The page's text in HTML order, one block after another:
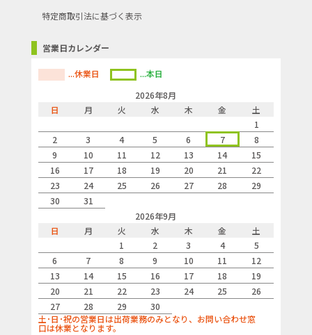
特定商取引法に基づく表示
営業日カレンダー
...休業日
...本日
2026年8月
日
月 火 水 木 金
土
1
2
3 4 5 6 7
8
9
10 11 12 13 14
15
16
17 18 19 20 21
22
23
24 25 26 27 28
29
30
31
2026年9月
日
月 火 水 木 金
土
1
2 3 4
5
6
7 8 9 10 11
12
13
14 15 16 17 18
19
20
21 22 23 24 25
26
27
28 29
30
土･日･祝の営業日は出荷業務のみとなり、お問い合わせ窓
口は休業となります。